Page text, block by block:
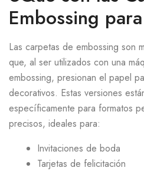
Embossing
Las carpetas de embossing son
que, al ser utilizados con una
embossing, presionan el papel
decorativos. Estas versiones
específicamente para formatos
precisos, ideales para:
Invitaciones de boda
Tarjetas de felicitación